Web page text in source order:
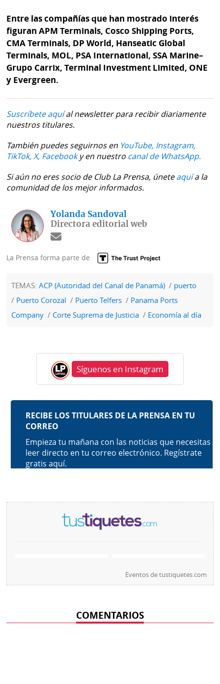
Entre las compañías que han mostrado interés
figuran APM Terminals, Cosco Shipping Ports,
CMA Terminals, DP World, Hanseatic Global
Terminals, MOL, PSA International, SSA Marine–
Grupo Carrix, Terminal Investment Limited, ONE
y Evergreen.
Suscríbete aquíal newsletter para recibir diariamente
nuestros titulares.
También puedes seguirnos en YouTube, Instagram,
TikTok, X, Facebooky en nuestro canal de WhatsApp.
Si aún no eres socio de Club La Prensa, úneteaquía la
comunidad de los mejor informados.
Yolanda Sandoval
Directora editorial web
La Prensa forma parte de
TEMAS:ACP (Autoridad del Canal de Panamá)
puerto
Puerto Corozal
Puerto Telfers
Panama Ports
Company
Corte Suprema de Justicia Economía al día
Síguenos en Instagram
Eventos detustiquetes.com
COMENTARIOS